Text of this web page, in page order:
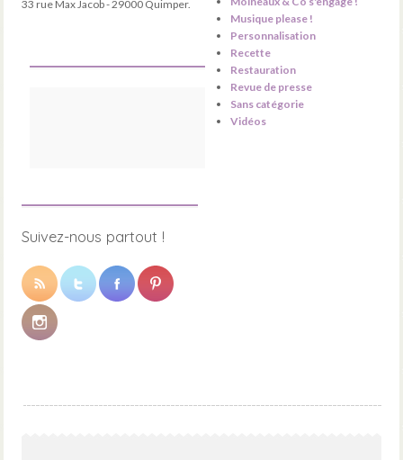
Musique please !
Personnalisation
Recette
Restauration
Revue de presse
Sans catégorie
Vidéos
33 rue Max Jacob - 29000 Quimper.
Suivez-nous partout !